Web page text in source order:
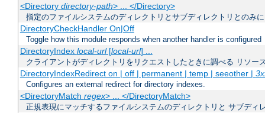
<Directory directory-path> ... </Directory>
指定のファイルシステムのディレクトリとサブディレクトリとのみ
DirectoryCheckHandler On|Off
Toggle how this module responds when another handler is configured
DirectoryIndex local-url[local-url] ...
クライアントがディレクトリをリクエストしたときに調べる リソー
DirectoryIndexRedirect on | off | permanent | temp | seeother |
Configures an external redirect for directory indexes.
<DirectoryMatch regex> ... </DirectoryMatch>
正規表現にマッチするファイルシステムのディレクトリと サブディ